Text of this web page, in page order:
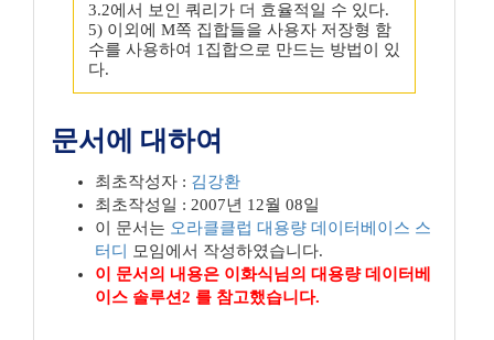
3.2에서 보인 쿼리가 더 효율적일 수 있다.
5) 이외에 M쪽 집합들을 사용자 저장형 함
수를 사용하여 1집합으로 만드는 방법이 있
다.
문서에 대하여
최초작성자 : 김강환
최초작성일 : 2007년 12월 08일
이 문서는 오라클클럽 대용량 데이터베이스 스
터디
모임에서 작성하였습니다.
이 문서의 내용은 이화식님의 대용량 데이터베
이스 솔루션2 를 참고했습니다.